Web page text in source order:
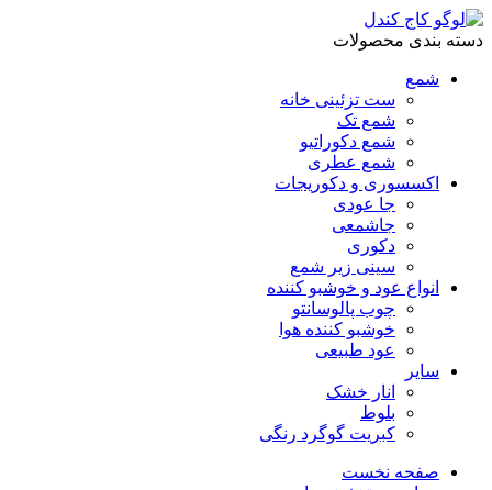
دسته بندی محصولات
شمع
ست تزئینی خانه
شمع تک
شمع دکوراتیو
شمع عطری
اکسسوری و دکوریجات
جا عودی
جاشمعی
دکوری
سینی زیر شمع
انواع عود و خوشبو کننده
چوب پالوسانتو
خوشبو کننده هوا
عود طبیعی
سایر
انار خشک
بلوط
کبریت گوگرد رنگی
صفحه نخست